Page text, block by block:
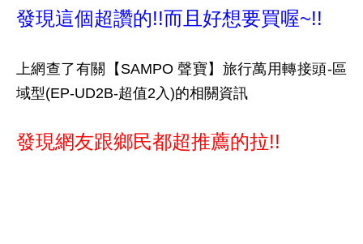
發現這個超讚的!!而且好想要買喔~!!
上網查了有關【SAMPO 聲寶】旅行萬用轉接頭-區
域型(EP-UD2B-超值2入)的相關資訊
發現網友跟鄉民都超推薦的拉!!